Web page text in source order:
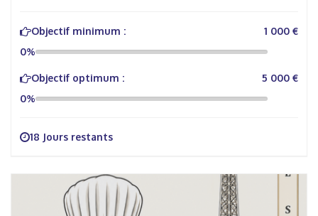
Objectif minimum :
1 000 €
0%
Objectif optimum :
5 000 €
0%
18 Jours restants